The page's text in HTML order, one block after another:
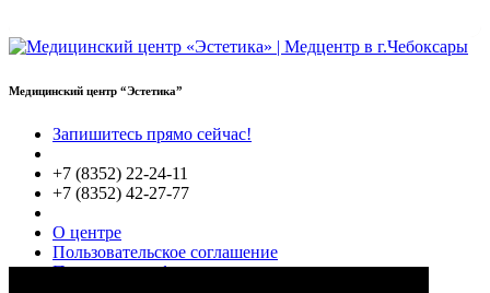
Медицинский центр “Эстетика”
Запишитесь прямо сейчас!
+7 (8352) 22-24-11
+7 (8352) 42-27-77
О центре
Пользовательское соглашение
Политики конфиденциальности